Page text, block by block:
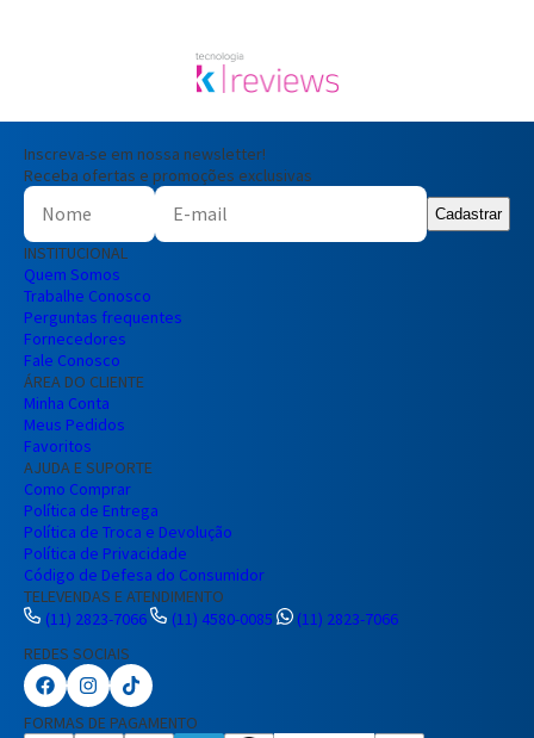
Inscreva-se em nossa newsletter!
Receba ofertas e promoções exclusivas
Cadastrar
INSTITUCIONAL
Quem Somos
Trabalhe Conosco
Perguntas frequentes
Fornecedores
Fale Conosco
ÁREA DO CLIENTE
Minha Conta
Meus Pedidos
Favoritos
AJUDA E SUPORTE
Como Comprar
Política de Entrega
Política de Troca e Devolução
Política de Privacidade
Código de Defesa do Consumidor
TELEVENDAS E ATENDIMENTO
(11) 2823-7066
(11) 4580-0085
(11) 2823-7066
REDES SOCIAIS
FORMAS DE PAGAMENTO